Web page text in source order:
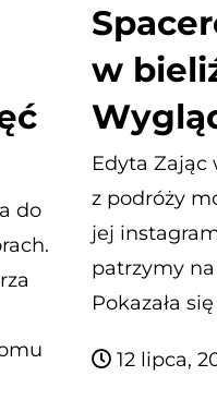
do
w
Edyta Zając
z podróży
jej
patrzymy
Pokazała
12 lipca,